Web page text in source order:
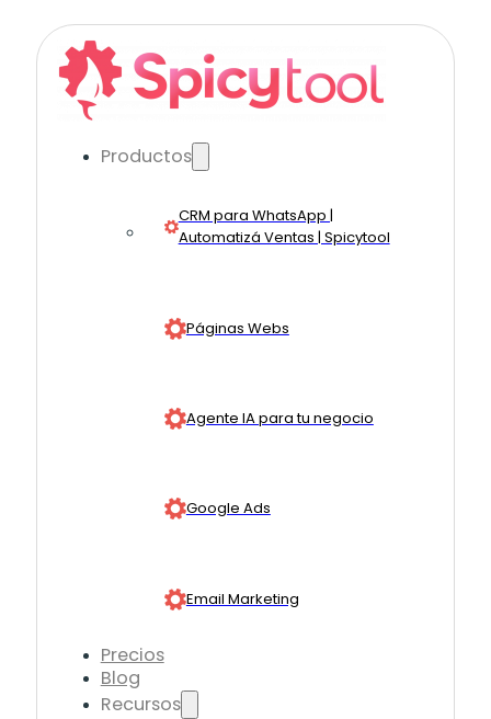
Productos
CRM para WhatsApp |
Automatizá Ventas | Spicytool
Páginas Webs
Agente IA para tu negocio
Google Ads
Email Marketing
Precios
Blog
Recursos